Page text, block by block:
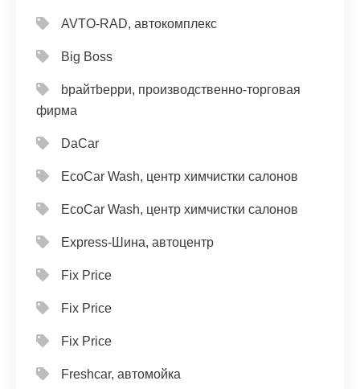
AVTO-RAD, автокомплекс
Big Boss
bрайтbерри, производственно-торговая
фирма
DaCar
EcoCar Wash, центр химчистки салонов
EcoCar Wash, центр химчистки салонов
Express-Шина, автоцентр
Fix Price
Fix Price
Fix Price
Freshcar, автомойка